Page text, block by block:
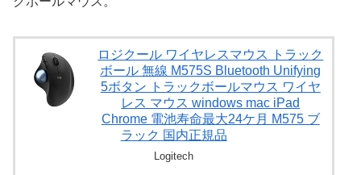
ロジクール ワイヤレスマウス トラック
ボール 無線 M575S Bluetooth Unifying
5ボタン トラックボールマウス ワイヤ
レス マウス windows mac iPad
Chrome 電池寿命最大24ケ月 M575 ブ
ラック 国内正規品
Logitech